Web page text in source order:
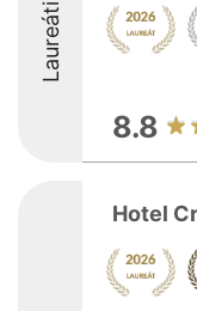
Laureáti
8.8
Hotel